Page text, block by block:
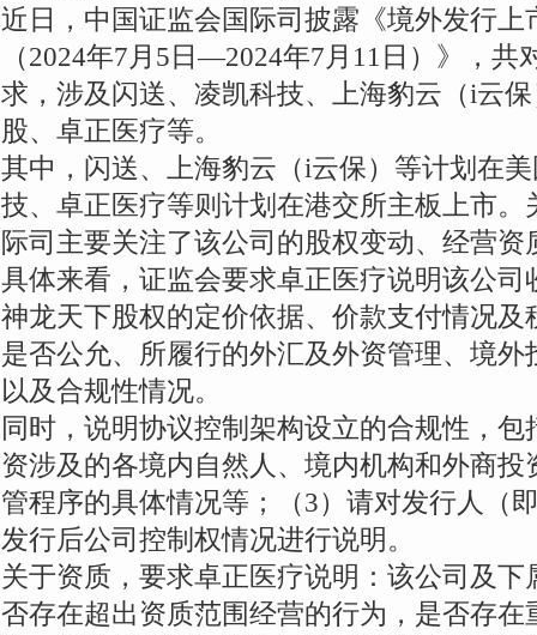
近日，中国证监会国际司披露《境外发行上
（2024年7月5日—2024年7月11日）》，共
求，涉及闪送、凌凯科技、上海豹云（i云
股、卓正医疗等。
其中，闪送、上海豹云（i云保）等计划在
技、卓正医疗等则计划在港交所主板上市
际司主要关注了该公司的股权变动、经营
具体来看，证监会要求卓正医疗说明该公
神龙天下股权的定价依据、价款支付情况
是否公允、所履行的外汇及外资管理、境
以及合规性情况。
同时，说明协议控制架构设立的合规性，
资涉及的各境内自然人、境内机构和外商
管程序的具体情况等；（3）请对发行人（
发行后公司控制权情况进行说明。
关于资质，要求卓正医疗说明：该公司及
否存在超出资质范围经营的行为，是否存在